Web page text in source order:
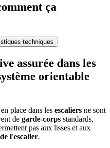
ça
techniques
assurée dans les
orientable
place dans les escaliers ne sont
de garde-corps standards,
pas aux lisses et aux
l'escalier.